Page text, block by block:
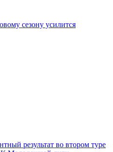
сезону усилится
результат во втором туре